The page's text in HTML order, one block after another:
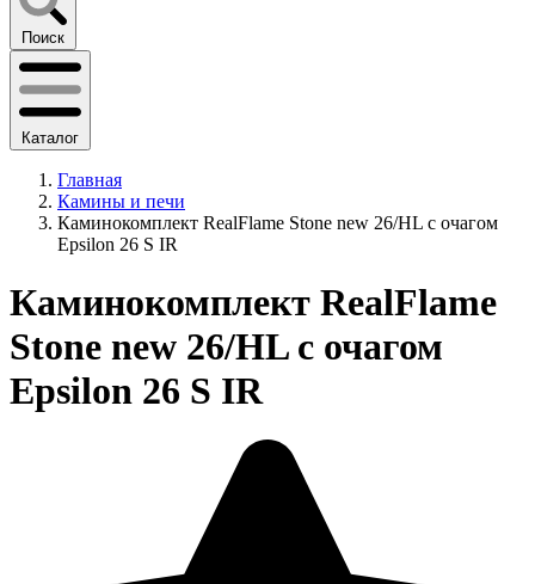
Поиск
Каталог
Главная
Камины и печи
Каминокомплект RealFlame Stone new 26/HL с очагом
Epsilon 26 S IR
Каминокомплект RealFlame
Stone new 26/HL с очагом
Epsilon 26 S IR